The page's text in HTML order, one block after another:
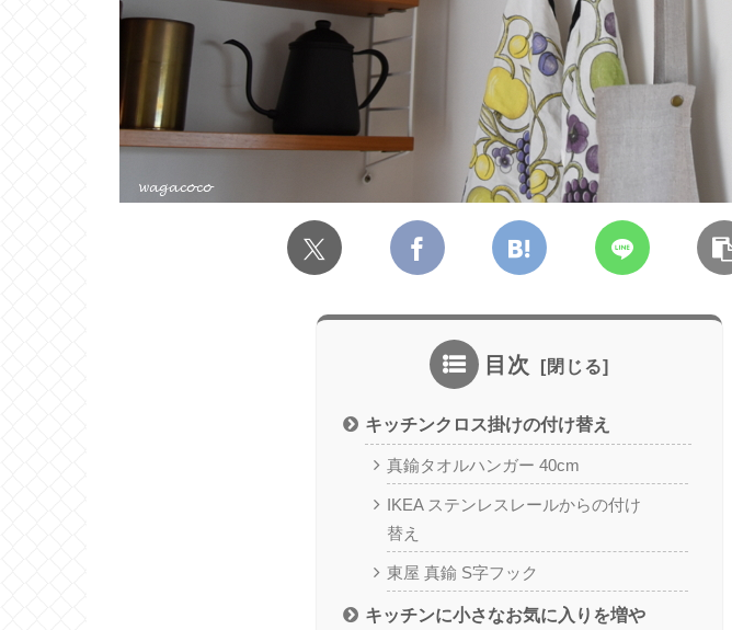
目次
キッチンクロス掛けの付け替え
真鍮タオルハンガー 40cm
IKEA ステンレスレールからの付け
替え
東屋 真鍮 S字フック
キッチンに小さなお気に入りを増や